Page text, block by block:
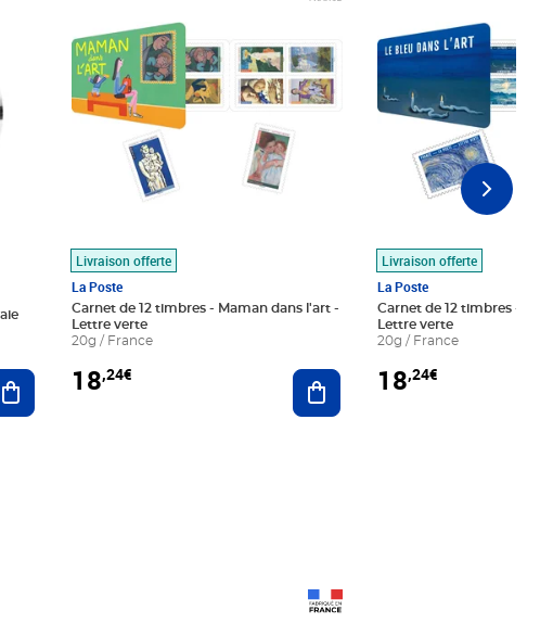
Ajouter au panier
Livraison offerte
La Poste
Carnet de 12 timbres - Maman dans l'art -
Lettre verte
20g / France
18,24€ Ajouter au panier
Livraison offerte
La Poste
Carnet de 12 timbres - Le
Lettre verte
20g / France
18,24€